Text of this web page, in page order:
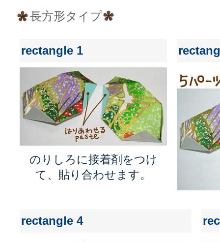
長方形タイプ
rectangle 1
のりしろに接着剤をつけ
て、貼り合わせます。
rectangle 4